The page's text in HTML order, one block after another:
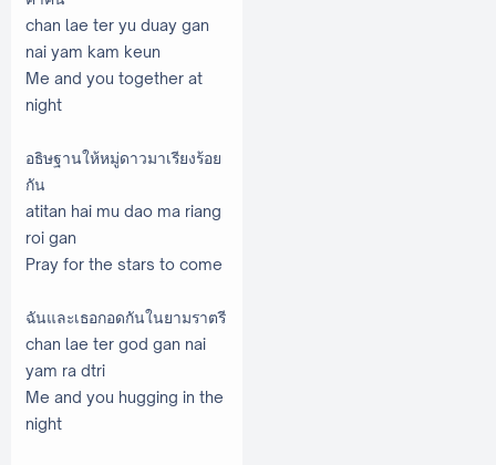
chan lae ter yu duay gan
nai yam kam keun
Me and you together at
night
อธิษฐานให้หมู่ดาวมาเรียงร้อย
กัน
atitan hai mu dao ma riang
roi gan
Pray for the stars to come
ฉันและเธอกอดกันในยามราตรี
chan lae ter god gan nai
yam ra dtri
Me and you hugging in the
night